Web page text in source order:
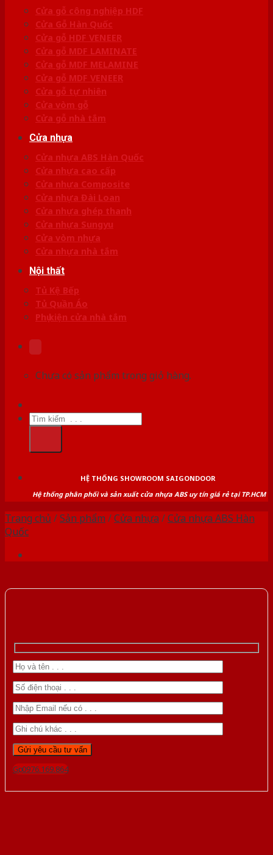
Cửa gỗ công nghiệp HDF
Cửa Gỗ Hàn Quốc
Cửa gỗ HDF VENEER
Cửa gỗ MDF LAMINATE
Cửa gỗ MDF MELAMINE
Cửa gỗ MDF VENEER
Cửa gỗ tự nhiên
Cửa vòm gỗ
Cửa gỗ nhà tắm
Cửa nhựa
Cửa nhựa ABS Hàn Quốc
Cửa nhựa cao cấp
Cửa nhựa Composite
Cửa nhựa Đài Loan
Cửa nhựa ghép thanh
Cửa nhựa Sungyu
Cửa vòm nhựa
Cửa nhựa nhà tắm
Nội thất
Tủ Kệ Bếp
Tủ Quần Áo
Phụ kiện cửa nhà tắm
Chưa có sản phẩm trong giỏ hàng.
Tìm
kiếm:
HỆ THỐNG SHOWROOM SAIGONDOOR
Hệ thống phân phối và sản xuất cửa nhựa ABS uy tín giá rẻ tại TP.HCM
Trang chủ /Sản phẩm /Cửa nhựa /Cửa nhựa ABS Hàn
Quốc
Gọi 0976.169.864